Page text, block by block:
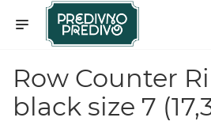
Row Counter
black size 7